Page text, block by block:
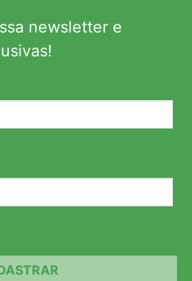
newsletter e